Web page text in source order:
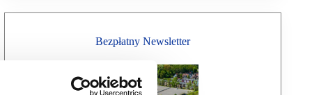
Bezpłatny Newsletter